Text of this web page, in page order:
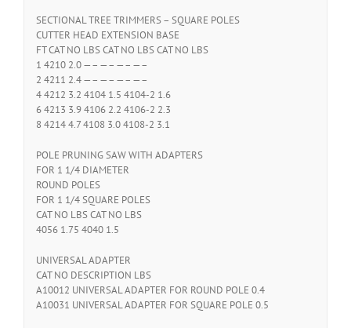
SECTIONAL TREE TRIMMERS – SQUARE POLES
CUTTER HEAD EXTENSION BASE
FT CAT NO LBS CAT NO LBS CAT NO LBS
1 4210 2.0 —– —– —– —–
2 4211 2.4 —– —– —– —–
4 4212 3.2 4104 1.5 4104-2 1.6
6 4213 3.9 4106 2.2 4106-2 2.3
8 4214 4.7 4108 3.0 4108-2 3.1
POLE PRUNING SAW WITH ADAPTERS
FOR 1 1/4 DIAMETER
ROUND POLES
FOR 1 1/4 SQUARE POLES
CAT NO LBS CAT NO LBS
4056 1.75 4040 1.5
UNIVERSAL ADAPTER
CAT NO DESCRIPTION LBS
A10012 UNIVERSAL ADAPTER FOR ROUND POLE 0.4
A10031 UNIVERSAL ADAPTER FOR SQUARE POLE 0.5